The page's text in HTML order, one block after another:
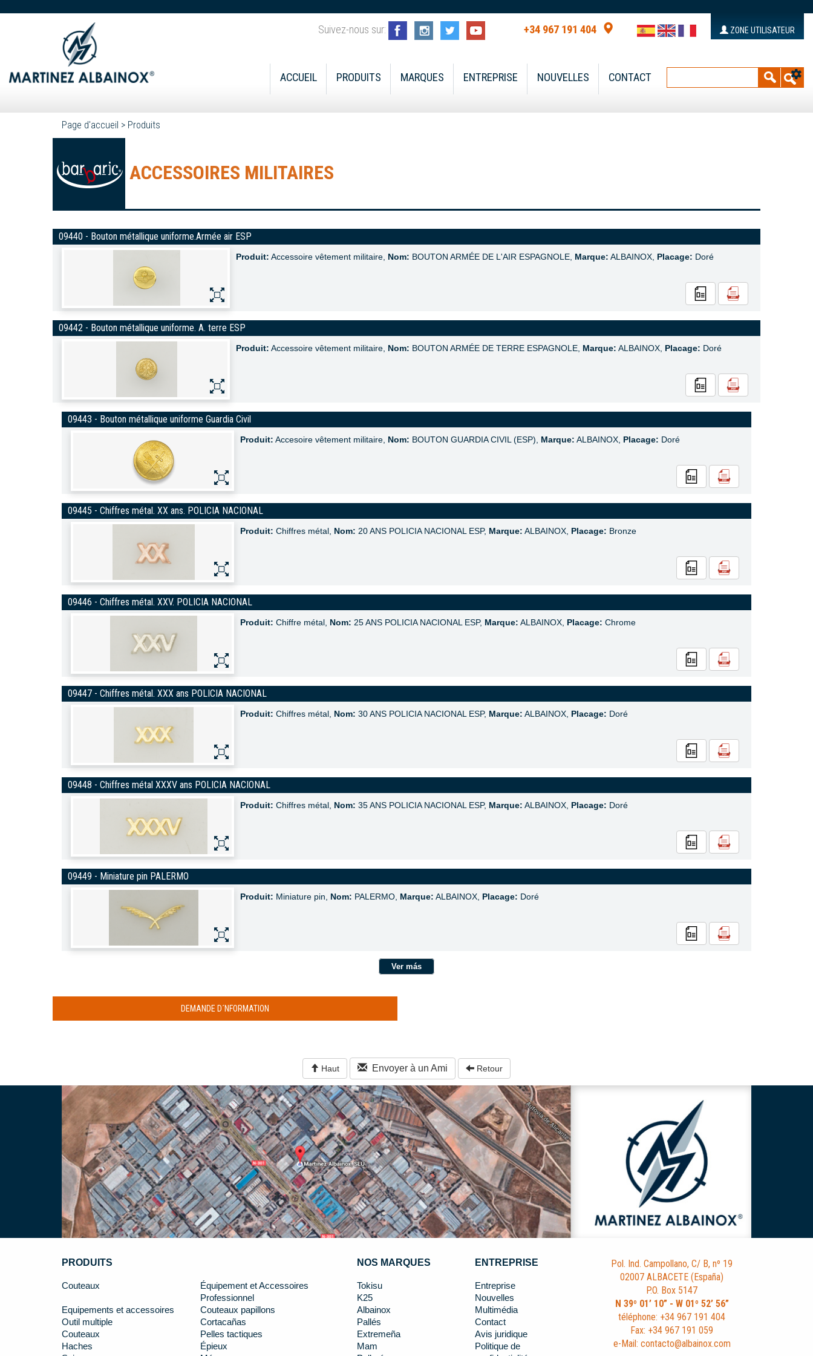
Suivez-nous sur: +34 967 191 404 ZONE UTILISATEUR
ACCUEIL PRODUITS MARQUES ENTREPRISE NOUVELLES CONTACT
Page d'accueil > Produits
ACCESSOIRES MILITAIRES
09440 - Bouton métallique uniforme.Armée air ESP
Produit: Accessoire vêtement militaire, Nom: BOUTON ARMÉE DE L'AIR ESPAGNOLE, Marque: ALBAINOX, Placage: Doré
09442 - Bouton métallique uniforme. A. terre ESP
Produit: Accessoire vêtement militaire, Nom: BOUTON ARMÉE DE TERRE ESPAGNOLE, Marque: ALBAINOX, Placage: Doré
09443 - Bouton métallique uniforme Guardia Civil
Produit: Accesoire vêtement militaire, Nom: BOUTON GUARDIA CIVIL (ESP), Marque: ALBAINOX, Placage: Doré
09445 - Chiffres métal. XX ans. POLICIA NACIONAL
Produit: Chiffres métal, Nom: 20 ANS POLICIA NACIONAL ESP, Marque: ALBAINOX, Placage: Bronze
09446 - Chiffres métal. XXV. POLICIA NACIONAL
Produit: Chiffre métal, Nom: 25 ANS POLICIA NACIONAL ESP, Marque: ALBAINOX, Placage: Chrome
09447 - Chiffres métal. XXX ans POLICIA NACIONAL
Produit: Chiffres métal, Nom: 30 ANS POLICIA NACIONAL ESP, Marque: ALBAINOX, Placage: Doré
09448 - Chiffres métal XXXV ans POLICIA NACIONAL
Produit: Chiffres métal, Nom: 35 ANS POLICIA NACIONAL ESP, Marque: ALBAINOX, Placage: Doré
09449 - Miniature pin PALERMO
Produit: Miniature pin, Nom: PALERMO, Marque: ALBAINOX, Placage: Doré
Ver más
DEMANDE D´NFORMATION
Haut Envoyer à un Ami Retour
PRODUITS
Couteaux
Équipement et Accessoires
Professionnel
Equipements et accessoires
Couteaux papillons
Outil multiple
Cortacañas
Couteaux
Pelles tactiques
Haches
Épieux
NOS MARQUES
Tokisu
K25
Albainox
Pallés
Extremeña
Mam
ENTREPRISE
Entreprise
Nouvelles
Multimédia
Contact
Avis juridique
Politique de
Pol. Ind. Campollano, C/ B, nº 19
02007 ALBACETE (España)
P.O. Box 5147
N 39º 01’ 10” - W 01º 52’ 56”
téléphone: +34 967 191 404
Fax: +34 967 191 059
e-Mail: contacto@albainox.com